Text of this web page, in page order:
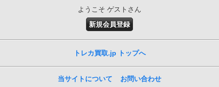
ようこそ ゲストさん
新規会員登録
トレカ買取.jp トップへ
当サイトについて お問い合わせ